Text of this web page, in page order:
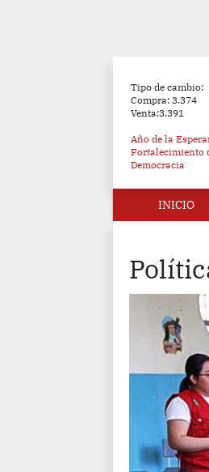
Tipo de cambio:
Compra: 3.374
Venta:3.391
Año de la
Fortalecimiento
Democracia
INICIO